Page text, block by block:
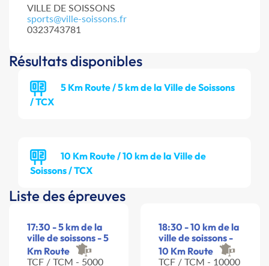
VILLE DE SOISSONS
sports@ville-soissons.fr
0323743781
Résultats disponibles
5 Km Route / 5 km de la Ville de Soissons
/ TCX
10 Km Route / 10 km de la Ville de
Soissons / TCX
Liste des épreuves
17:30 - 5 km de la
ville de soissons - 5
Km Route
TCF / TCM - 5000
18:30 - 10 km de la
ville de soissons -
10 Km Route
TCF / TCM - 10000